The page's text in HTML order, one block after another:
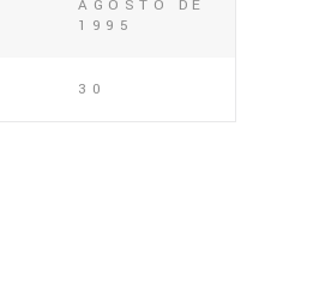
AGOSTO DE
1995
30